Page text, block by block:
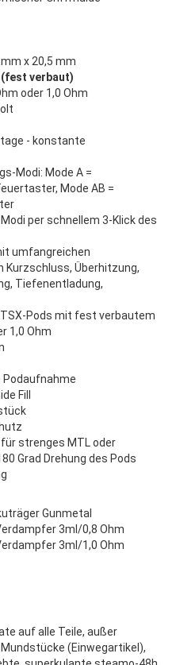
x 20,5 mm
(fest verbaut)
oder 1,0 Ohm
- konstante
Modi: Mode A =
Mode AB =
per schnellem 3-Klick des
umfangreichen
Überhitzung,
Tiefenentladung,
Pods mit fest verbautem
1,0 Ohm
Fill
strenges MTL oder
Grad Drehung des Pods
Gunmetal
3ml/0,8 Ohm
3ml/1,0 Ohm
auf alle Teile, außer
(Einwegartikel),